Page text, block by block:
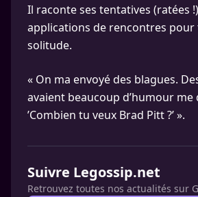
Il raconte ses tentatives (ratées
applications de rencontres
solitude.
« On ma envoyé des blagues.
avaient beaucoup d’humour me
’Combien tu veux Brad Pitt ?’ ».
Suivre Legossip.net
Retrouvez toutes nos actualités sur